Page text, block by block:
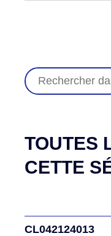
TOUTES
CETTE
CL042124013